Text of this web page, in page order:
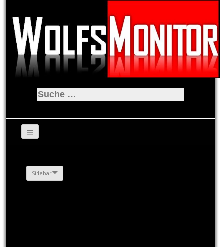
Suche
nach:
Sidebar